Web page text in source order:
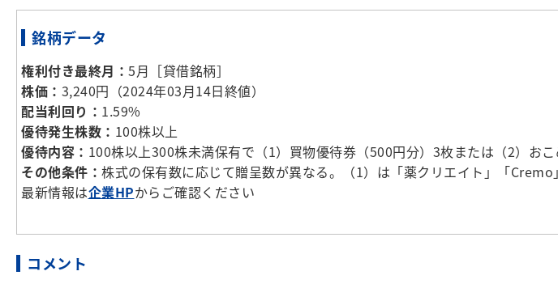
銘柄データ
権利付き最終月： 5月［貸借銘柄］
株価： 3,240円（2024年03月14日終値）
配当利回り： 1.59%
優待発生株数： 100株以上
優待内容： 100株以上300株未満保有で（1）買物優待券（500円分）3枚または（2）お
その他条件： 株式の保有数に応じて贈呈数が異なる。（1）は「薬クリエイト」「
最新情報は企業HPからご確認ください
コメント